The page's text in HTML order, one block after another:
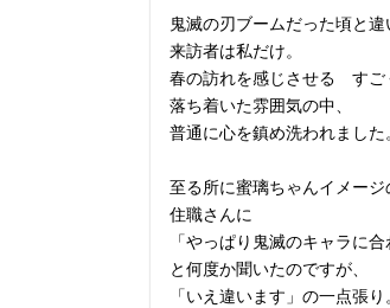
鬼滅の刃ブームだった頃と違
来訪者は私だけ。
春の訪れを感じさせる すご
落ち着いた雰囲気の中、
普通に心を鎮め洗われました。
至る所に蜜璃ちゃんイメージ
住職さんに
「やっぱり鬼滅のキャラに合
と何度か聞いたのですが、
「いえ違います」の一点張り。